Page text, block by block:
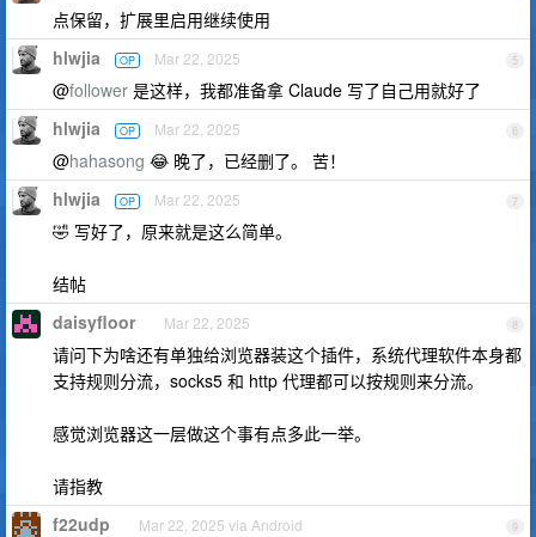
点保留，扩展里启用继续使用
5
hlwjia OP Mar 22, 2025
@follower 是这样，我都准备拿 Claude 写了自己用就好了
6
hlwjia OP Mar 22, 2025
@hahasong 😂 晚了，已经删了。 苦！
7
hlwjia OP Mar 22, 2025
🤣 写好了，原来就是这么简单。
结帖
8
daisyfloor Mar 22, 2025
请问下为啥还有单独给浏览器装这个插件，系统代理软件本身都
支持规则分流，socks5 和 http 代理都可以按规则来分流。
感觉浏览器这一层做这个事有点多此一举。
请指教
9
f22udp Mar 22, 2025 via Android